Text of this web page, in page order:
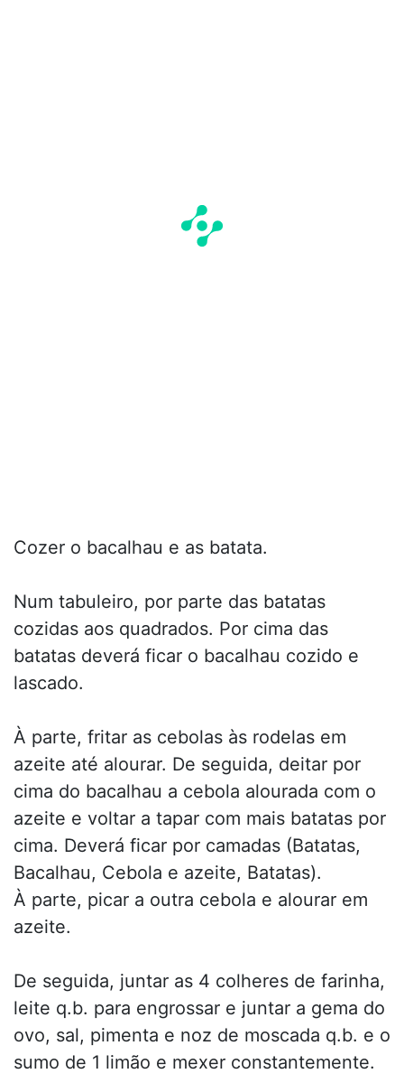
Cozer o bacalhau e as batata.
Num tabuleiro, por parte das batatas
cozidas aos quadrados. Por cima das
batatas deverá ficar o bacalhau cozido e
lascado.
À parte, fritar as cebolas às rodelas em
azeite até alourar. De seguida, deitar por
cima do bacalhau a cebola alourada com o
azeite e voltar a tapar com mais batatas por
cima. Deverá ficar por camadas (Batatas,
Bacalhau, Cebola e azeite, Batatas).
À parte, picar a outra cebola e alourar em
azeite.
De seguida, juntar as 4 colheres de farinha,
leite q.b. para engrossar e juntar a gema do
ovo, sal, pimenta e noz de moscada q.b. e o
sumo de 1 limão e mexer constantemente.